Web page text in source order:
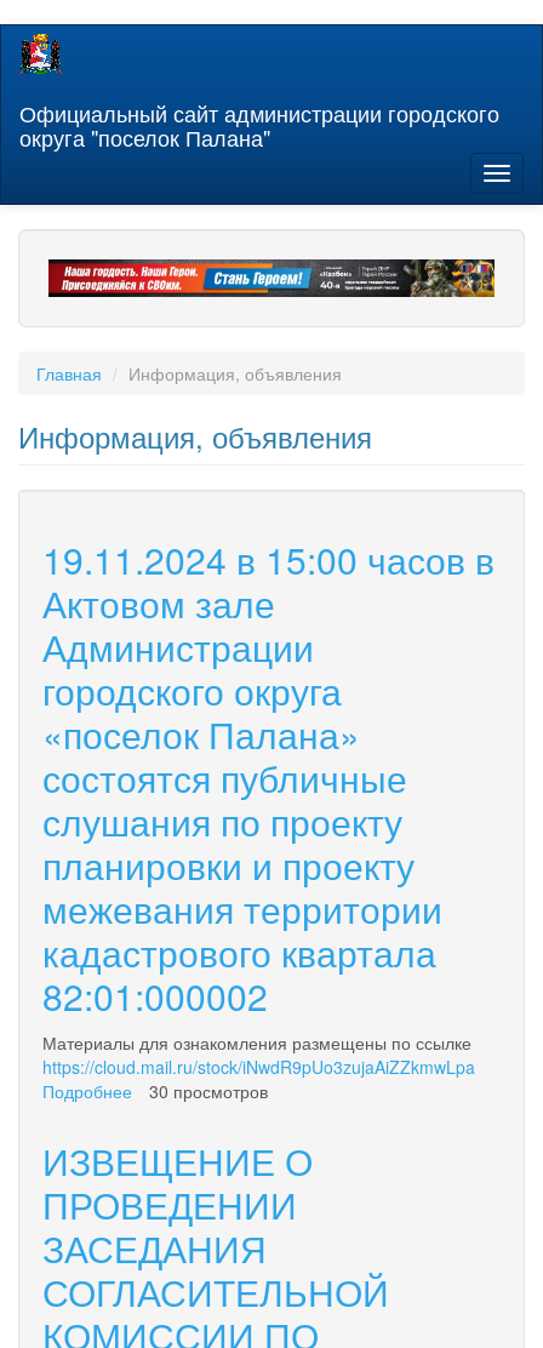
Перейти
содержанию
Официальный сайт администрации городского
округа "поселок Палана"
Главная Информация, объявления
Информация, объявления
19.11.2024 в 15:00 часов в
Актовом зале
Администрации
городского округа
«поселок Палана»
состоятся публичные
слушания по проекту
планировки и проекту
межевания территории
кадастрового квартала
82:01:000002
Материалы для ознакомления размещены по ссылке
https://cloud.mail.ru/stock/iNwdR9pUo3zujaAiZZkmwLpa
Подробнее
15:00
часов
в
Актовом
зале
Администрации
городского
округа
30 просмотров
ИЗВЕЩЕНИЕ О
ПРОВЕДЕНИИ
ЗАСЕДАНИЯ
СОГЛАСИТЕЛЬНОЙ
КОМИССИИ ПО